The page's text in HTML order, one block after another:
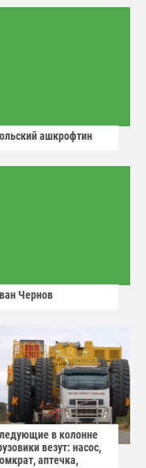
ашкрофтин
Чернов
в колонне
везут: насос,
аптечка,